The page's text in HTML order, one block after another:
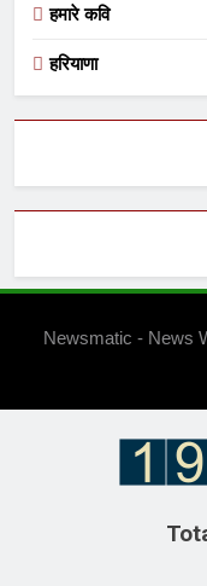
हमारे कवि
हरियाणा
Newsmatic - News